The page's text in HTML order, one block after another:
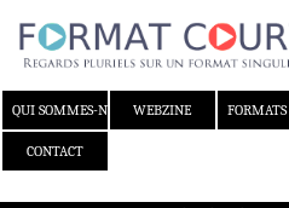
QUI SOMMES-NOUS ?WEBZINE FORMATS
CONTACT